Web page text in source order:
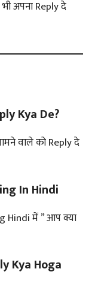
अपना Reply दे
Kya De?
वाले को Reply दे
In Hindi
Hindi में ” आप क्या
Kya Hoga